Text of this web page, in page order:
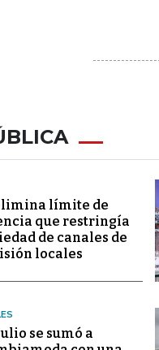
límite de
que restringía
de canales de
locales
se sumó a